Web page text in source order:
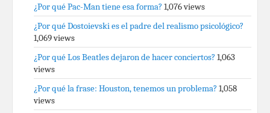
¿Por qué Pac-Man tiene esa forma? 1,076 views
¿Por qué Dostoievski es el padre del realismo psicológico?
1,069 views
¿Por qué Los Beatles dejaron de hacer conciertos? 1,063
views
¿Por qué la frase: Houston, tenemos un problema? 1,058
views